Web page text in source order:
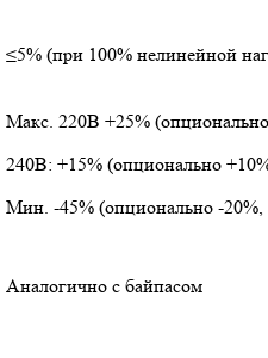
≤5% (при 100% нелинейной
Макс. 220В +25%
240В: +15% (опционально
Мин. -45% (опционально -20%,
Аналогично с байпасом